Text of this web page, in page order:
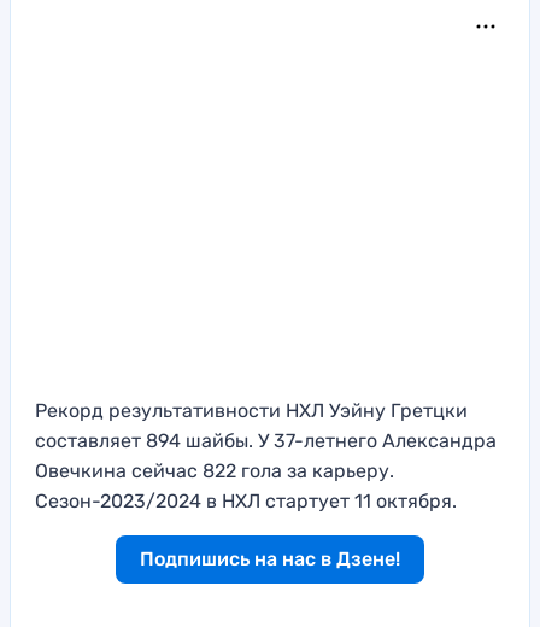
Рекорд результативности НХЛ Уэйну Гретцки
составляет 894 шайбы. У 37-летнего Александра
Овечкина сейчас 822 гола за карьеру.
Сезон-2023/2024 в НХЛ стартует 11 октября.
Подпишись на нас в Дзене!